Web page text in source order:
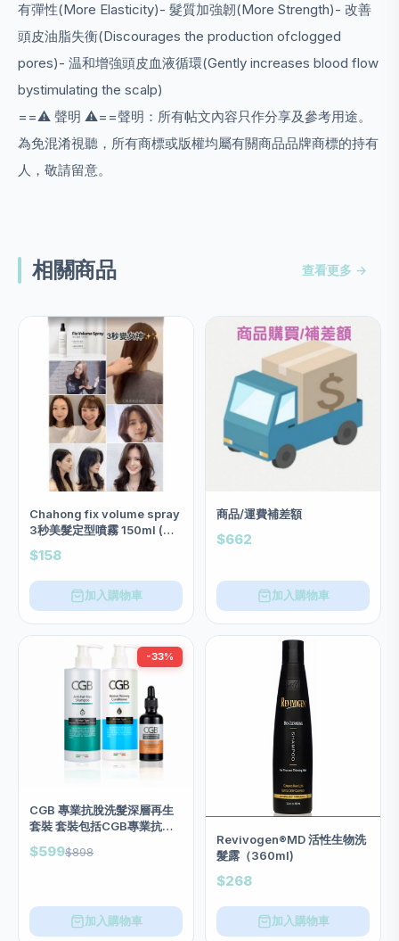
有彈性(More Elasticity)- 髮質加強韌(More Strength)- 改善
頭皮油脂失衡(Discourages the production ofclogged
pores)- 温和增強頭皮血液循環(Gently increases blood flow
bystimulating the scalp)
==⚠️ 聲明 ⚠️==聲明：所有帖文內容只作分享及參考用途。
為免混淆視聽，所有商標或版權均屬有關商品品牌商標的持有
人，敬請留意。
相關商品 查看更多 →
Chahong fix volume spray
3秒美髮定型噴霧 150ml (最
新2022包裝）
$158
加入購物車
商品/運費補差額
$662
加入購物車
-33%
CGB 專業抗脫洗髮深層再生
套裝 套裝包括CGB專業抗脫
recovery conditioner 水分
$599$898
加入購物車
Revivogen®MD 活性生物洗
髮露（360ml)
$268
加入購物車